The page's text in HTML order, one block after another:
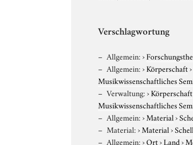
Verschlagwortung
Allgemein:›
Allgemein:›Körperschaft
Musikwissenschaftliches
Verwaltung:›Körperschaft
Musikwissenschaftliches
Allgemein:›Material›
Material:›Material›
Allgemein:›Ort›Land›